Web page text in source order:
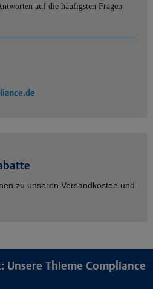
auf die häufigsten Fragen
zu unseren Versandkosten und
Unsere Thieme Compliance